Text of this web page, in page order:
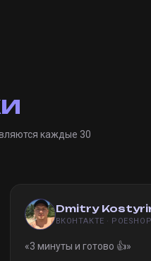
каждые 30
Dmitry
ВКОНТАКТЕ · POESHOP
«3 минуты и готово 👍»